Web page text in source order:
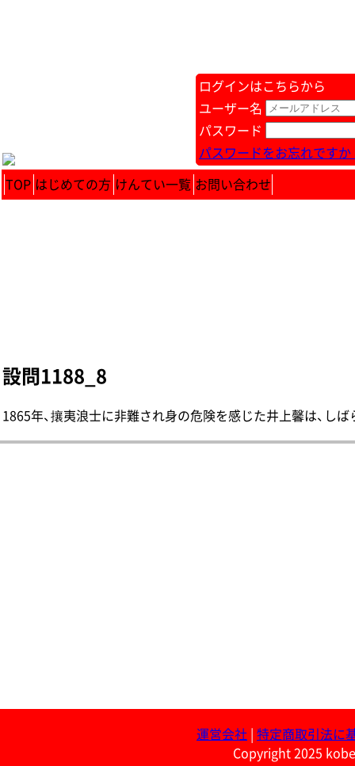
ログインはこちらから
ユーザー名
パスワード
パスワードをお忘れですか
TOP はじめての方 けんてい一覧 お問い合わせ
設問1188_8
1865年、攘夷浪士に非難され身の危険を感じた井上馨は、し
運営会社
特定商取引法に
Copyright 2025